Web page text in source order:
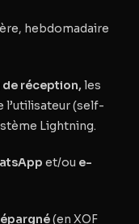
hebdomadaire
de réception, les
l’utilisateur (self-
Lightning.
et/ou e-
(en XOF